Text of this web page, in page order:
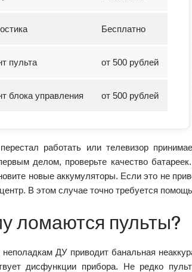
Бесплатно
пульта от 500 рублей
блока управления от 500 рублей
работать или телевизор
делом, проверьте качество
новые аккумуляторы. Если это не
В этом случае точно требуется
ломаются пульты?
неполадкам ДУ приводит банальная
дисфункции прибора. Не редко